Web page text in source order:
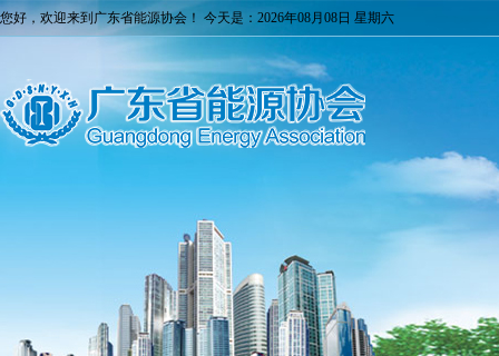
您好，欢迎来到广东省能源协会！ 今天是：2026年08月08日 星期六